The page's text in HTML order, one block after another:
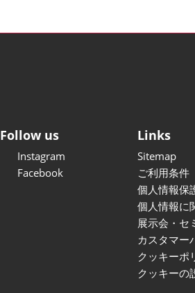
Follow us
Instagram
Facebook
Links
Sitemap
ご利用条件
個人情報保
個人情報に
展示会・セ
カスタマー
クッキーポ
クッキーの